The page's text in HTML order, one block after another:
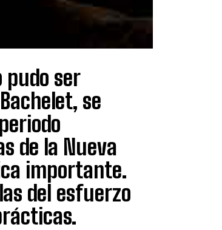
pudo ser
se
de la Nueva
importante.
del esfuerzo